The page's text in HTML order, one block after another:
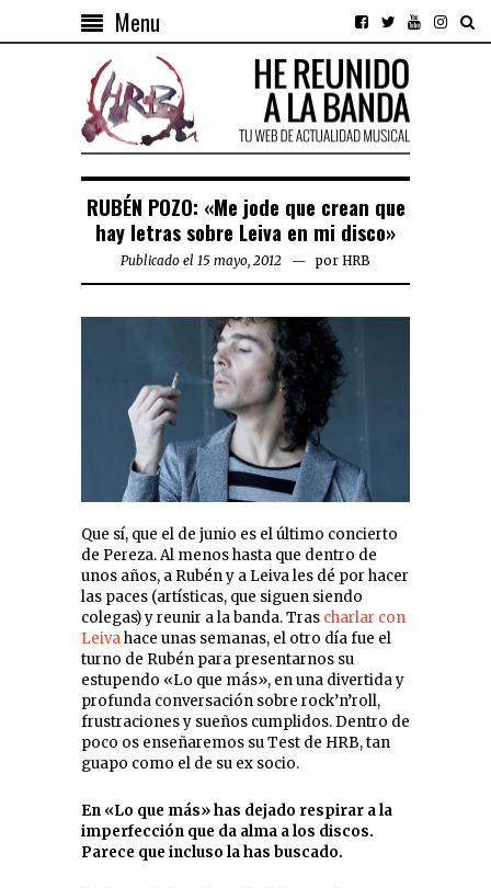
Menu
RUBÉN POZO: «Me jode que crean que
hay letras sobre Leiva en mi disco»
Publicado el 15 mayo, 2012 por HRB
Que sí, que el de junio es el último concierto
de Pereza. Al menos hasta que dentro de
unos años, a Rubén y a Leiva les dé por hacer
las paces (artísticas, que siguen siendo
colegas) y reunir a la banda. Tras charlar con
Leivahace unas semanas, el otro día fue el
turno de Rubén para presentarnos su
estupendo «Lo que más», en una divertida y
profunda conversación sobre rock’n’roll,
frustraciones y sueños cumplidos. Dentro de
poco os enseñaremos su Test de HRB, tan
guapo como el de su ex socio.
En «Lo que más» has dejado respirar a la
imperfección que da alma a los discos.
Parece que incluso la has buscado.